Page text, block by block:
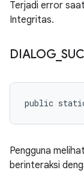
Terjadi error
Integritas.
DIALOG_
public
Pengguna
berinteraksi